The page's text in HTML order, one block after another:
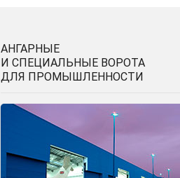
АНГАРНЫЕ
И СПЕЦИАЛЬНЫЕ ВОРОТА
ДЛЯ ПРОМЫШЛЕННОСТИ